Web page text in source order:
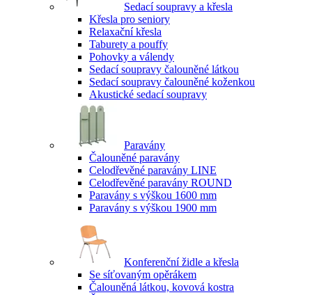
Sedací soupravy a křesla
Křesla pro seniory
Relaxační křesla
Taburety a pouffy
Pohovky a válendy
Sedací soupravy čalouněné látkou
Sedací soupravy čalouněné koženkou
Akustické sedací soupravy
Paravány
Čalouněné paravány
Celodřevěné paravány LINE
Celodřevěné paravány ROUND
Paravány s výškou 1600 mm
Paravány s výškou 1900 mm
Konferenční židle a křesla
Se síťovaným opěrákem
Čalouněná látkou, kovová kostra